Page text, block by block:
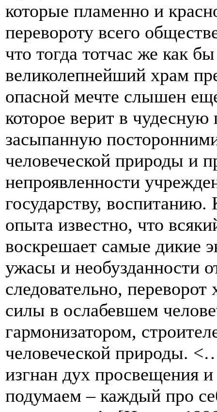
которые пламенно и
перевороту всего
что тогда тотчас же как
великолепнейший храм
опасной мечте слышен
которое верит в
засыпанную
человеческой природы и
непроявленности
государству,
опыта известно, что
воскрешает самые дикие
ужасы и необузданности
следовательно,
силы в ослабевшем
гармонизатором,
человеческой природы.
изгнан дух просвещения
подумаем – каждый про